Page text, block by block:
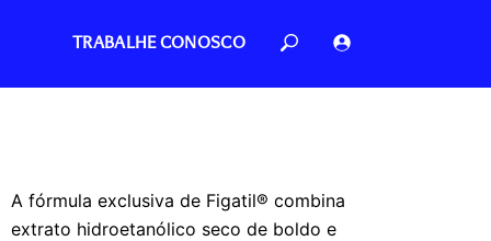
TRABALHE CONOSCO
A fórmula exclusiva de Figatil® combina
extrato hidroetanólico seco de boldo e